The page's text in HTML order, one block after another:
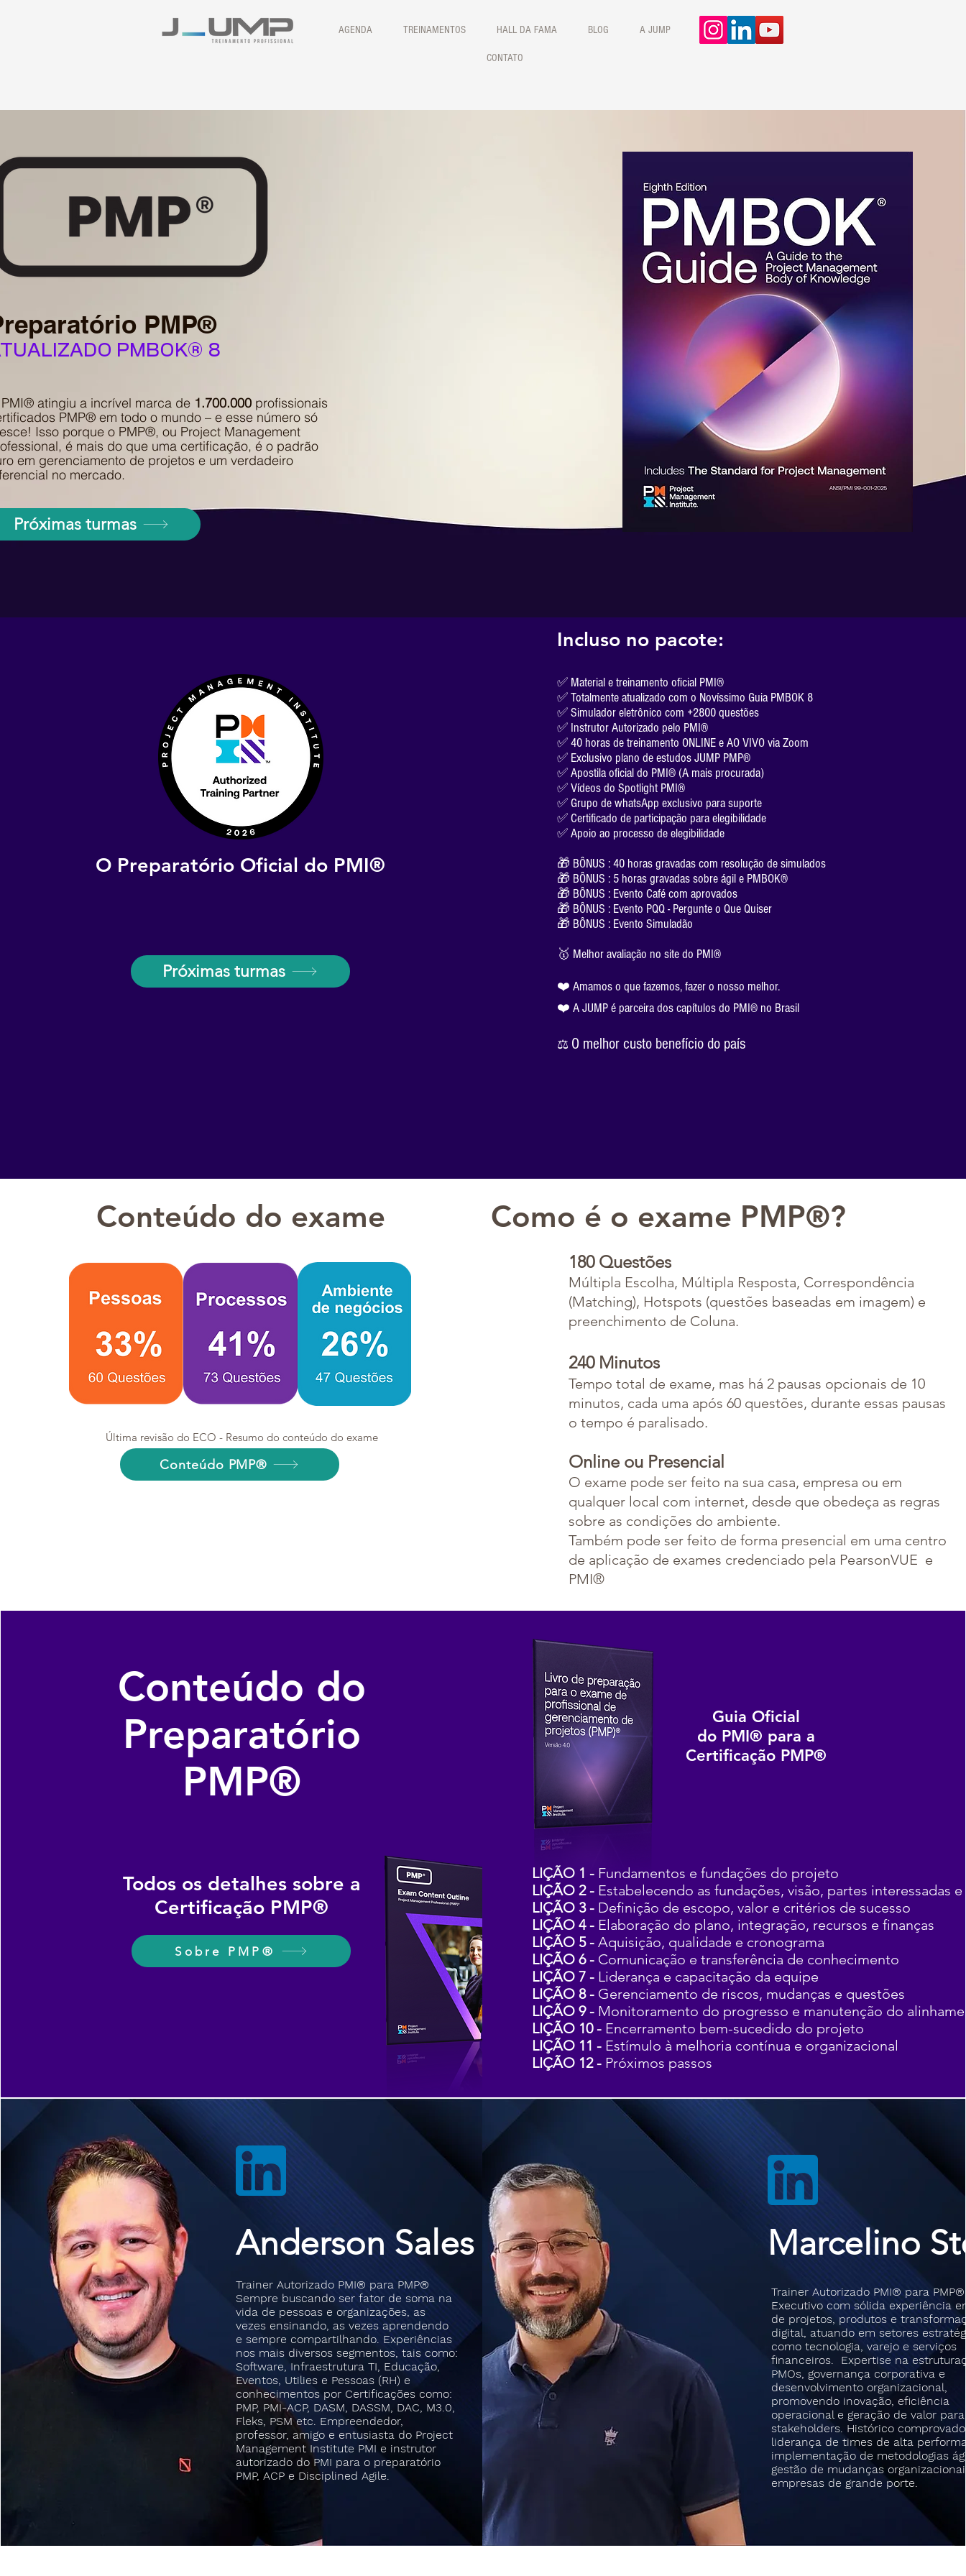
AGENDA TREINAMENTOS HALL DA FAMA BLOG A JUMP
CONTATO
PMP®
PMBOK® 8
atingiu a incrível marca de 1.700.000 profissionais
PMP® em todo o mundo – e esse número só
Isso porque o PMP®, ou Project Management
é mais do que uma certificação, é o padrão
em gerenciamento de projetos e um verdadeiro
no mercado.
Próximas turmas
O Preparatório Oficial do PMI®
Próximas turmas
Incluso no pacote:
✅ Material e treinamento oficial PMI®
✅ Totalmente atualizado com o Novíssimo Guia PMBOK 8
✅ Simulador eletrônico com +2800 questões
✅ Instrutor Autorizado pelo PMI®
✅ 40 horas de treinamento ONLINE e AO VIVO via Zoom
✅ Exclusivo plano de estudos JUMP PMP®
✅ Apostila oficial do PMI® (A mais procurada)
✅ Vídeos do Spotlight PMI®
✅ Grupo de whatsApp exclusivo para suporte
✅ Certificado de participação para elegibilidade
✅ Apoio ao processo de elegibilidade
🎁 BÔNUS : 40 horas gravadas com resolução de simulados
🎁 BÔNUS : 5 horas gravadas sobre ágil e PMBOK®
🎁 BÔNUS : Evento Café com aprovados
🎁 BÔNUS : Evento PQQ - Pergunte o Que Quiser
🎁 BÔNUS : Evento Simuladão
🥇 Melhor avaliação no site do PMI®
❤️ Amamos o que fazemos, fazer o nosso melhor.
❤️ A JUMP é parceira dos capítulos do PMI® no Brasil
⚖️ O melhor custo benefício do país
Conteúdo do exame
Conteúdo PMP®
Última revisão do ECO - Resumo do conteúdo do exame
180 Questões
Múltipla Escolha, Múltipla Resposta, Correspondência
(Matching), Hotspots (questões baseadas em imagem) e
preenchimento de Coluna.
240 Minutos
Tempo total de exame, mas há 2 pausas opcionais de 10
minutos, cada uma após 60 questões, durante essas pausas
o tempo é paralisado.
Online ou Presencial
O exame pode ser feito na sua casa, empresa ou em
qualquer local com internet, desde que obedeça as regras
sobre as condições do ambiente.
Também pode ser feito de forma presencial em uma centro
de aplicação de exames credenciado pela PearsonVUE e
PMI®
Como é o exame PMP®?
Conteúdo do
Preparatório
PMP®
Todos os detalhes sobre a
Certificação PMP®
Sobre PMP®
LIÇÃO 1 - Fundamentos e fundações do projeto
LIÇÃO 2 - Estabelecendo as fundações, visão, partes interessadas
LIÇÃO 3 - Definição de escopo, valor e critérios de sucesso
LIÇÃO 4 - Elaboração do plano, integração, recursos e finanças
LIÇÃO 5 -Aquisição, qualidade e cronograma
LIÇÃO 6 - Comunicação e transferência de conhecimento
LIÇÃO 7 - Liderança e capacitação da equipe
LIÇÃO 8 - Gerenciamento de riscos, mudanças e questões
LIÇÃO 9 - Monitoramento do progresso e manutenção do
LIÇÃO 10 - Encerramento bem-sucedido do projeto
LIÇÃO 11 - Estímulo à melhoria contínua e organizacional
LIÇÃO 12 - Próximos passos
Guia Oficial
do PMI® para a
Certificação PMP®
Anderson Sales
Trainer Autorizado PMI® para PMP®
Sempre buscando ser fator de soma na
vida de pessoas e organizações, as
vezes ensinando, as vezes aprendendo
e sempre compartilhando. Experiências
nos mais diversos segmentos, tais como:
Software, Infraestrutura TI, Educação,
Eventos, Utilies e Pessoas (RH) e
conhecimentos por Certificações como:
PMP, PMI-ACP, DASM, DASSM, DAC, M3.0,
Fleks, PSM etc. Empreendedor,
professor, amigo e entusiasta do Project
Management Institute PMI e instrutor
autorizado do PMI para o preparatório
PMP, ACP e Disciplined Agile.
Marcelino
Trainer Autorizado PMI® para PMP®
Executivo com sólida experiência
de projetos, produtos e
digital, atuando em setores
como tecnologia, varejo e serviços
financeiros. Expertise na
PMOs, governança corporativa e
desenvolvimento organizacional,
promovendo inovação, eficiência
operacional e geração de valor para
stakeholders. Histórico
liderança de times de alta
implementação de metodologias
gestão de mudanças
empresas de grande porte.